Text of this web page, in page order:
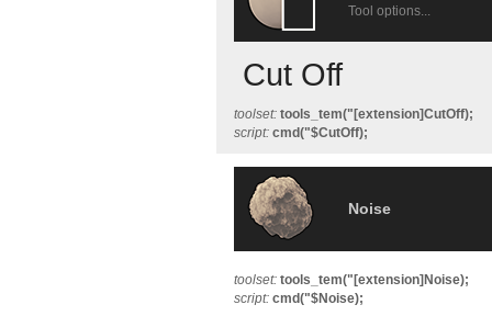
Tool options...
Cut Off
toolset: tools_tem("[extension]CutOff);
script: cmd("$CutOff);
Noise
toolset: tools_tem("[extension]Noise);
script: cmd("$Noise);